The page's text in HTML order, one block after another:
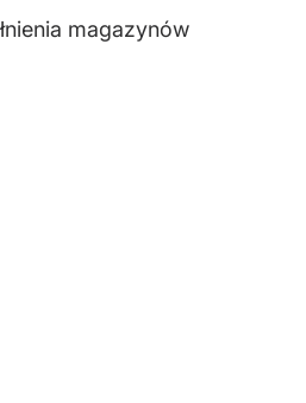
magazynów